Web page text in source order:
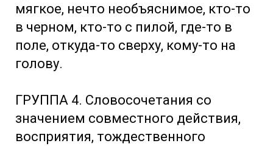
мягкое, нечто необъяснимое, кто-то
в черном, кто-то с пилой, где-то в
поле, откуда-то сверху, кому-то на
голову.
ГРУППА 4. Словосочетания со
значением совместного действия,
восприятия, тождественного